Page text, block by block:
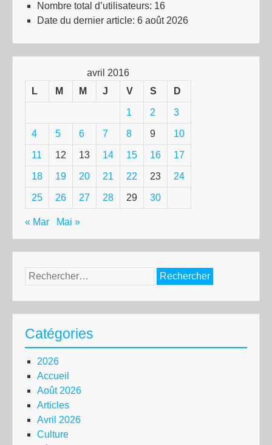
Nombre total d’utilisateurs: 16
Date du dernier article: 6 août 2026
avril 2016
L
M M J V S D
1 2 3
4 5 6 7 8 9 10
11 12 13 14 15 16 17
18 19 20 21 22 23 24
25 26 27 28 29 30
« Mar Mai »
Rechercher :
Catégories
2026
Accueil
Août 2026
Articles
Avril 2026
Culture